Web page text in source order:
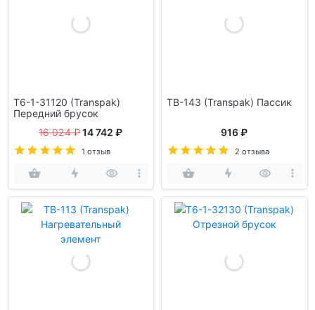
T6-1-31120 (Transpak)
Передний брусок
16 024 ₽14 742 ₽
1 отзыв
TB-143 (Transpak) Пассик
916 ₽
2 отзыва